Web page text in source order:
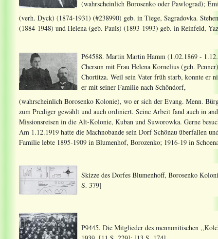
(wahrscheinlich Borosenko oder Pawlograd);
(verh. Dyck) (1874-1931) (#238990) geb. in Tiege, Sagradovka.
(1884-1948) und Helena (geb. Pauls) (1893-1993) geb. in Reinfeld,
P64588. Martin Martin Hamm (1.02.1869 -
Cherson mit Frau Helena Kornelius (geb.
Chortitza. Weil sein Vater früh starb, konnte er
er mit seiner Familie nach Schöndorf,
(wahrscheinlich Borosenko Kolonie), wo er sich der Evang. Menn.
zum Prediger gewählt und auch ordiniert. Seine Arbeit fand auch in
Missionsreisen in die Alt-Kolonie, Kuban und Suworowka. Gerne
Am 1.12.1919 hatte die Machnobande sein Dorf Schönau überfallen
Familie lebte 1895-1909 in Blumenhof, Borozenko; 1916-19 in
Skizze des Dorfes Blumenhoff, Borosenko
S. 379]
P9445. Die Mitglieder des mennonitischen